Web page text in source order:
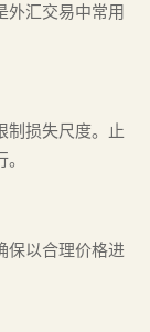
外汇交易中常用
制损失尺度。止
保以合理价格进